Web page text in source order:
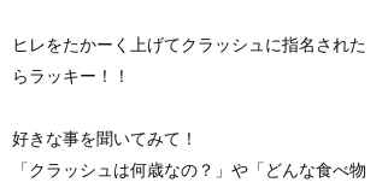
ヒレをたかーく上げてクラッシュに指名された
らラッキー！！
好きな事を聞いてみて！
「クラッシュは何歳なの？」や「どんな食べ物